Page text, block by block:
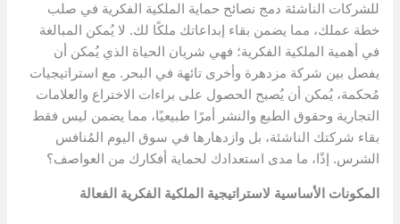
للشركات الناشئة دمج نصائح حماية الملكية الفكرية في صلب
خطة عملك، مما يضمن بقاء إبداعاتك ملكًا لك. لا يُمكن المبالغة
في أهمية الملكية الفكرية؛ فهي شريان الحياة الذي يُمكن أن
يفصل بين شركة مزدهرة وأخرى تائهة في البحر. مع استراتيجيات
مُحكمة، يُمكن أن يُصبح الحصول على براءات الاختراع والعلامات
التجارية وحقوق الطبع والنشر أمرًا طبيعيًا، مما يضمن ليس فقط
بقاء شركتك الناشئة، بل وازدهارها في سوق اليوم المُنافس
الشرس. إذًا، ما مدى استعدادك لحماية أفكارك من العواصف؟
المكونات الأساسية لاستراتيجية الملكية الفكرية الفعالة